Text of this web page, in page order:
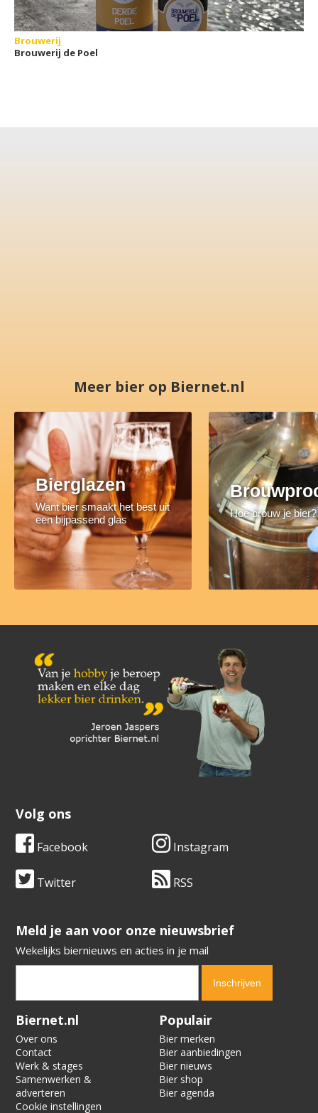
Brouwerij
Brouwerij de Poel
Meer bier op Biernet.nl
Bierglazen
Want bier smaakt het best uit
een bijpassend glas
Hoe brouw je bier?
Volg ons
Facebook Instagram
Twitter RSS
​​​​​​​Meld je aan voor onze nieuwsbrief
Wekelijks biernieuws en acties in je mail
Verification code:
Biernet.nl
Over ons
Contact
Werk & stages
Samenwerken &
adverteren
Cookie instellingen
Populair
Bier merken
Bier aanbiedingen
Bier nieuws
Bier shop
Bier agenda